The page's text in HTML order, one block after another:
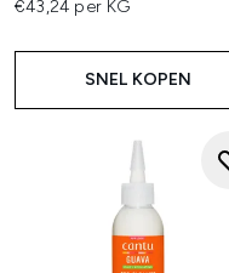
€43,24 per KG
SNEL KOPEN